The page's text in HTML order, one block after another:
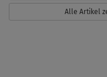
Alle Artikel